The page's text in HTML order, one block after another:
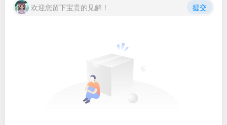
欢迎您留下宝贵的见解！ 提交